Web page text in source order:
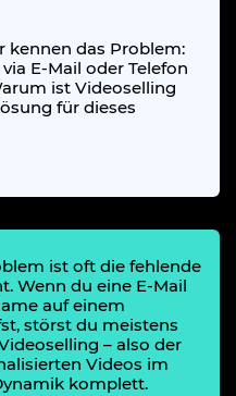
kennen das Problem:
E-Mail oder Telefon
ist Videoselling
für dieses
ist oft die fehlende
Wenn du eine E-Mail
auf einem
störst du meistens
– also der
Videos im
komplett.